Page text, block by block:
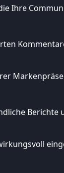
Ihre
Berichte